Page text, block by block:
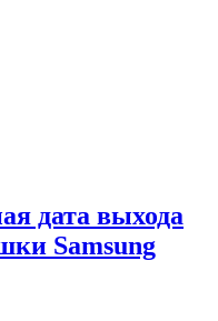
дата выхода
Samsung